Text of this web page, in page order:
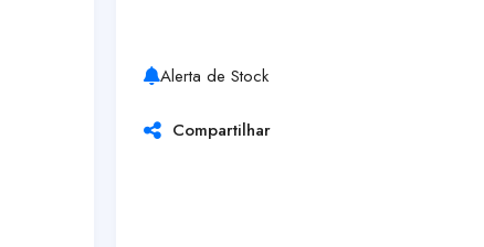
Alerta de Stock
Compartilhar